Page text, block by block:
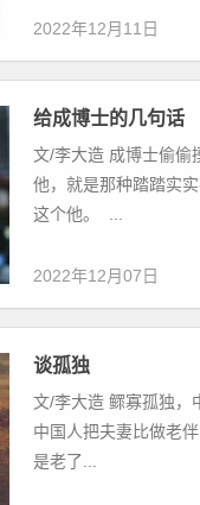
2022年12月11日
给成博士的几句话
文/李大造 成博士偷偷
他，就是那种踏踏实
这个他。 ...
2022年12月07日
谈孤独
文/李大造 鳏寡孤独，
中国人把夫妻比做老
是老了...